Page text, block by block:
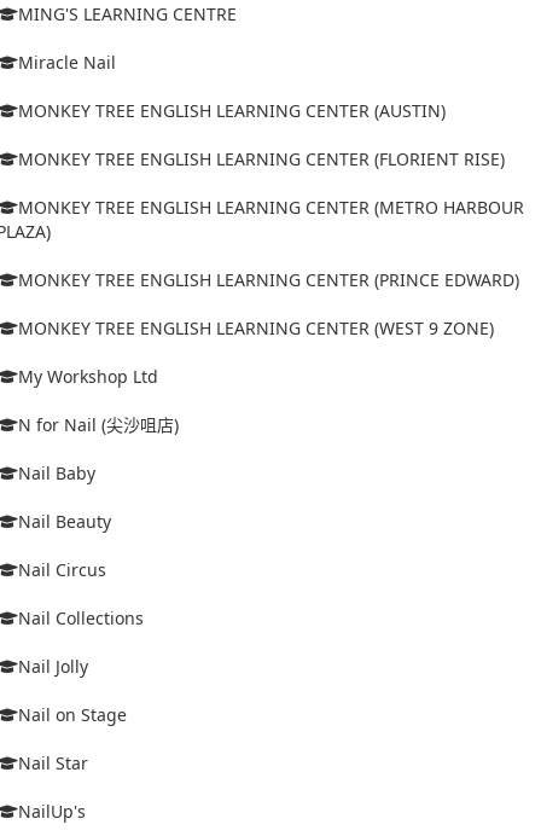
MING'S LEARNING CENTRE
Miracle Nail
MONKEY TREE ENGLISH LEARNING CENTER (AUSTIN)
MONKEY TREE ENGLISH LEARNING CENTER (FLORIENT RISE)
MONKEY TREE ENGLISH LEARNING CENTER (METRO HARBOUR
MONKEY TREE ENGLISH LEARNING CENTER (PRINCE EDWARD)
MONKEY TREE ENGLISH LEARNING CENTER (WEST 9 ZONE)
My Workshop Ltd
N for Nail (尖沙咀店)
Nail Baby
Nail Beauty
Nail Circus
Nail Collections
Nail Jolly
Nail on Stage
Nail Star
NailUp's